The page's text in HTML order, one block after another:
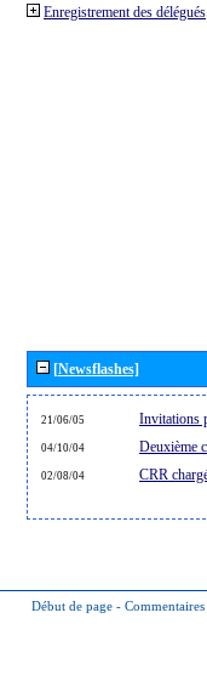
Enregistrement des délégués
[Newsflashes]
21/06/05 Invitations
04/10/04 Deuxième
02/08/04 CRR
Début de page - Commentaires